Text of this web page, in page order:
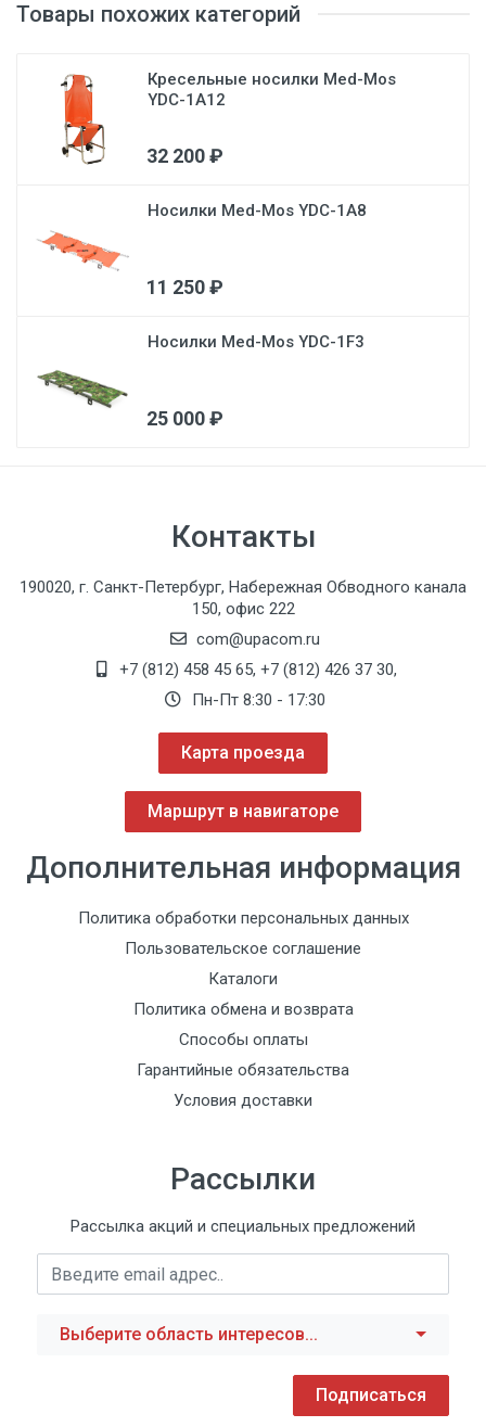
Товары похожих категорий
Кресельные носилки Med-Mos
YDC-1A12
32 200 ₽
Носилки Med-Mos YDC-1A8
11 250 ₽
Носилки Med-Mos YDC-1F3
25 000 ₽
Контакты
190020, г. Санкт-Петербург, Набережная Обводного канала
150, офис 222
com@upacom.ru
+7 (812) 458 45 65, +7 (812) 426 37 30,
Пн-Пт 8:30 - 17:30
Карта проезда
Маршрут в навигаторе
Дополнительная информация
Политика обработки персональных данных
Пользовательское соглашение
Каталоги
Политика обмена и возврата
Способы оплаты
Гарантийные обязательства
Условия доставки
Рассылки
Рассылка акций и специальных предложений
Выберите область интересов...
Подписаться